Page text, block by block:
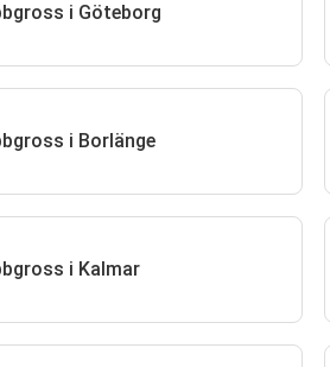
i Göteborg
i Borlänge
i Kalmar